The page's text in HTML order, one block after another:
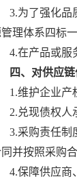
3.为了强化品
理体系四标
4.在产品或服
四、对供应
1.维护企业产
2.兑现债权人
3.采购责任制
并按照采购
4.保障供应商